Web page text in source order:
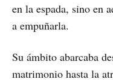
en la espada, sino en
a empuñarla.
Su ámbito abarcaba
matrimonio hasta la